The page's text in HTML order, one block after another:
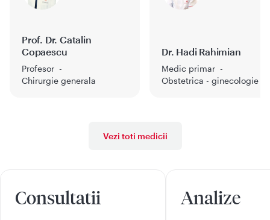
Prof. Dr. Catalin
Copaescu
Profesor
Chirurgie generala
Dr. Hadi Rahimian
Medic primar
Obstetrica - ginecologie
Vezi toti medicii
Consultatii Analize